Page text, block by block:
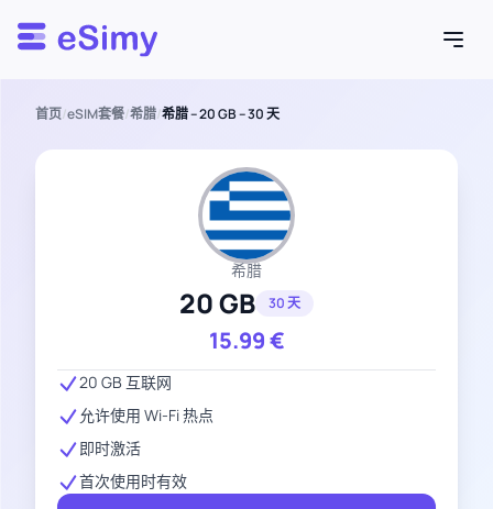
Esimy
首页/eSIM套餐/希腊/希腊 – 20 GB – 30 天
希腊
20 GB 30 天
15.99€
20 GB 互联网
允许使用 Wi-Fi 热点
即时激活
首次使用时有效